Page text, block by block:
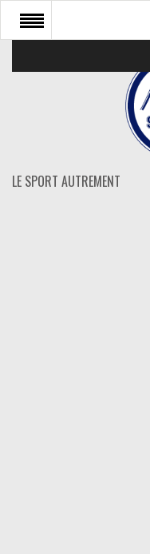
LE SPORT AUTREMENT